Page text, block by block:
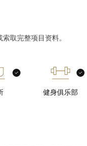
取完整项目资料。
健身俱乐部